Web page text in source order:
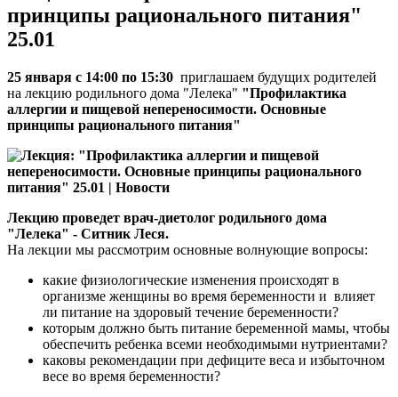
принципы рационального питания"
25.01
25 января с 14:00 по 15:30 приглашаем будущих родителей
на лекцию родильного дома "Лелека" "Профилактика
аллергии и пищевой непереносимости. Основные
принципы рационального питания"
Лекцию проведет врач-диетолог родильного дома
"Лелека" - Ситник Леся.
На лекции мы рассмотрим основные волнующие вопросы:
какие физиологические изменения происходят в
организме женщины во время беременности и влияет
ли питание на здоровый течение беременности?
которым должно быть питание беременной мамы, чтобы
обеспечить ребенка всеми необходимыми нутриентами?
каковы рекомендации при дефиците веса и избыточном
весе во время беременности?